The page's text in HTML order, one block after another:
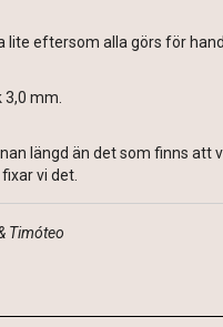
lite eftersom alla görs för
3,0 mm.
längd än det som finns att
vi det.
Timóteo